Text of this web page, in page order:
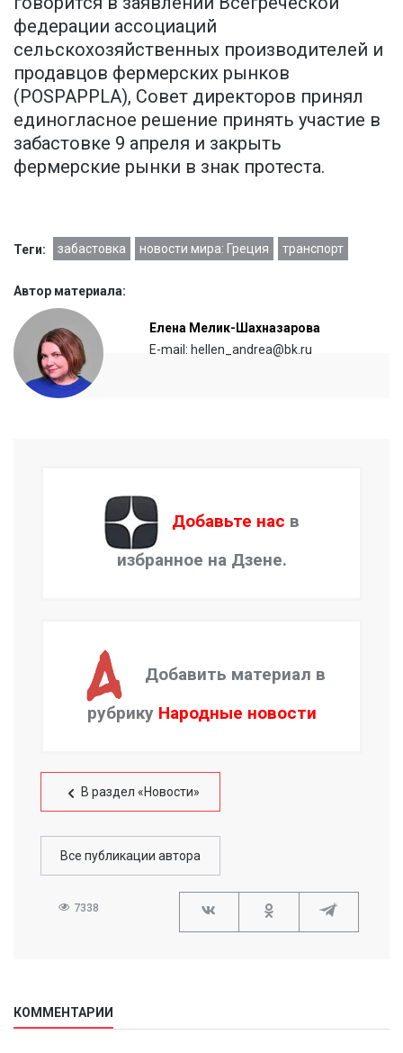
федерации ассоциаций
сельскохозяйственных производителей и
продавцов фермерских рынков
(POSPAPPLA), Совет директоров принял
единогласное решение принять участие в
забастовке 9 апреля и закрыть
фермерские рынки в знак протеста.
Теги: забастовка новости мира: Греция транспорт
Автор материала:
Елена Мелик-Шахназарова
E-mail: hellen_andrea@bk.ru
Добавьте нас в
избранное на Дзене.
Добавить материал в
рубрику Народные новости
В раздел «Новости»
Все публикации автора
7338
КОММЕНТАРИИ